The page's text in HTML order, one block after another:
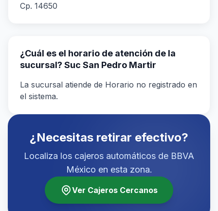
Cp. 14650
¿Cuál es el horario de atención de la
sucursal? Suc San Pedro Martir
La sucursal atiende de Horario no registrado en
el sistema.
¿Necesitas retirar efectivo?
Localiza los cajeros automáticos de BBVA
México en esta zona.
Ver Cajeros Cercanos